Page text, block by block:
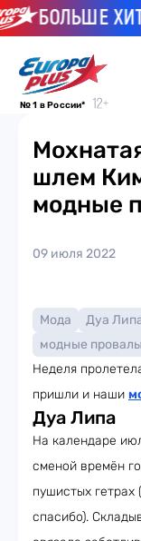
БОЛЬШЕ
№ 1 в России*
шлем
модные
09 июля 2022
Мода Дуа
модные провалы
Неделя
пришли и наши
Дуа Липа
На календаре
сменой времён
пушистых гетрах
спасибо).